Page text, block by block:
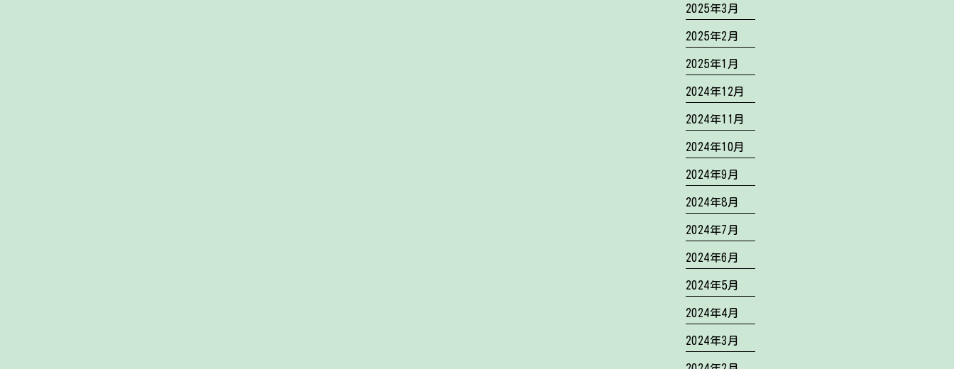
2025年3月
2025年2月
2025年1月
2024年12月
2024年11月
2024年10月
2024年9月
2024年8月
2024年7月
2024年6月
2024年5月
2024年4月
2024年3月